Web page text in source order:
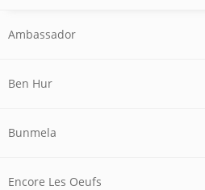
Ambassador
Ben Hur
Bunmela
Encore Les Oeufs